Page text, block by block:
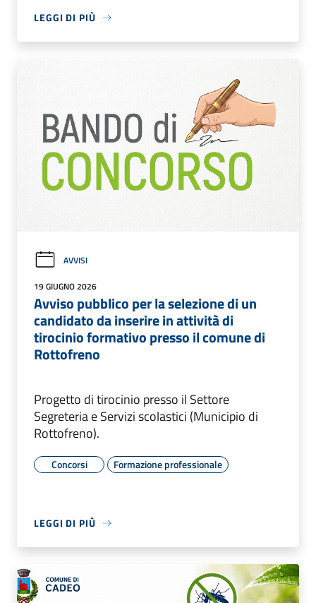
LEGGI DI PIÙ
AVVISI
19 GIUGNO 2026
Avviso pubblico per la selezione di un
candidato da inserire in attività di
tirocinio formativo presso il comune di
Rottofreno
Progetto di tirocinio presso il Settore
Segreteria e Servizi scolastici (Municipio di
Rottofreno).
Concorsi Formazione professionale
LEGGI DI PIÙ